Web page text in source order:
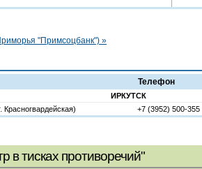
"Примсоцбанк") »
Телефон
ИРКУТСК
+7 (3952) 500-355
в тисках противоречий"